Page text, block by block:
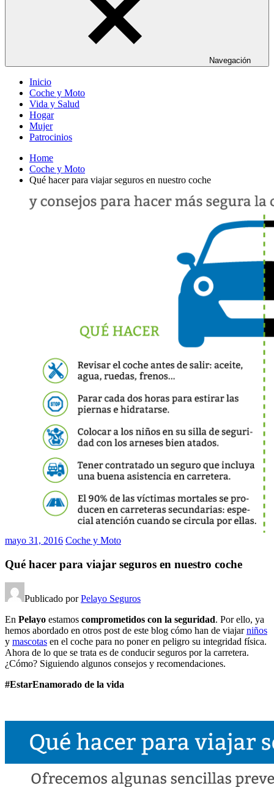
Navegación
Inicio
Coche y Moto
Vida y Salud
Hogar
Mujer
Patrocinios
Home
Coche y Moto
Qué hacer para viajar seguros en nuestro coche
mayo 31, 2016 Coche y Moto
Qué hacer para viajar seguros en nuestro coche
Publicado porPelayo Seguros
En Pelayo estamos comprometidos con la seguridad. Por ello, ya
hemos abordado en otros post de este blog cómo han de viajarniños
y mascotas en el coche para no poner en peligro su integridad física.
Ahora de lo que se trata es de conducir seguros por la carretera.
¿Cómo? Siguiendo algunos consejos y recomendaciones.
#EstarEnamorado de la vida